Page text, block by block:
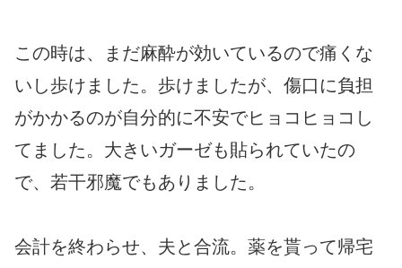
この時は、まだ麻酔が効いているので痛くな
いし歩けました。歩けましたが、傷口に負担
がかかるのが自分的に不安でヒョコヒョコし
てました。大きいガーゼも貼られていたの
で、若干邪魔でもありました。
会計を終わらせ、夫と合流。薬を貰って帰宅